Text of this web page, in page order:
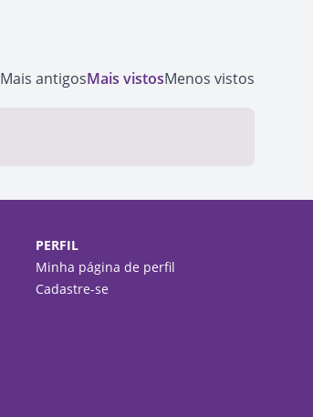
Mais antigosMais vistosMenos vistos
PERFIL
Minha página de perfil
Cadastre-se